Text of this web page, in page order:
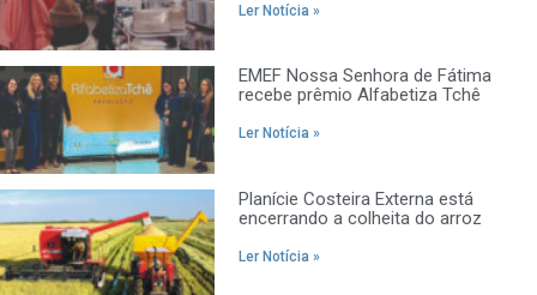
Ler Notícia »
EMEF Nossa Senhora de Fátima
recebe prêmio Alfabetiza Tchê
Ler Notícia »
Planície Costeira Externa está
encerrando a colheita do arroz
Ler Notícia »